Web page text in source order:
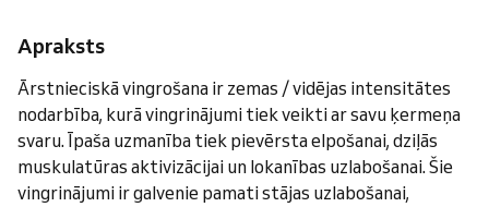
Apraksts
Ārstnieciskā vingrošana ir zemas / vidējas intensitātes
nodarbība, kurā vingrinājumi tiek veikti ar savu ķermeņa
svaru. Īpaša uzmanība tiek pievērsta elpošanai, dziļās
muskulatūras aktivizācijai un lokanības uzlabošanai. Šie
vingrinājumi ir galvenie pamati stājas uzlabošanai,